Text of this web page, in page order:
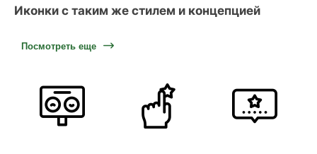
Иконки с таким же стилем и концепцией
Посмотреть еще